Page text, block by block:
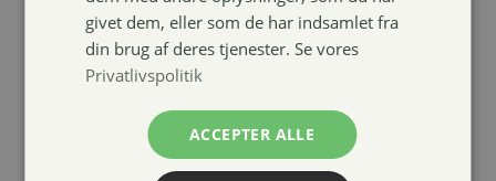
givet dem, eller som de har indsamlet fra
din brug af deres tjenester. Se vores
Privatlivspolitik
ACCEPTER ALLE